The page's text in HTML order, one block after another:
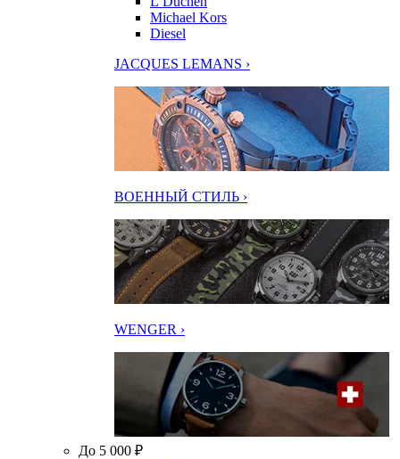
Michael Kors
Diesel
JACQUES LEMANS ›
ВОЕННЫЙ СТИЛЬ ›
WENGER ›
До 5 000 ₽